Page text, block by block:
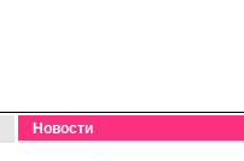
Новости